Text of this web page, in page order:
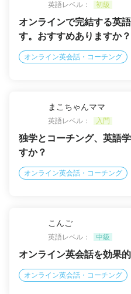
英語レベル：
初級
オンラインで完結する英
す。おすすめありますか？
オンライン英会話・コーチング
まこちゃんママ
英語レベル：
入門
独学とコーチング、英語
すか？
オンライン英会話・コーチング
こんご
英語レベル：
中級
オンライン英会話を効果
オンライン英会話・コーチング